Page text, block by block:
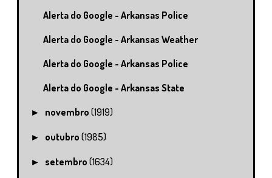
Alerta do Google - Arkansas Police
Alerta do Google - Arkansas Weather
Alerta do Google - Arkansas Police
Alerta do Google - Arkansas State
► novembro(1919)
► outubro(1985)
► setembro(1634)